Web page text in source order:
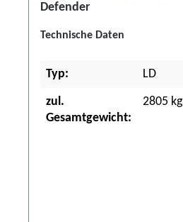
Defender
Technische Daten
Typ: LD
zul.
Gesamtgewicht:
2805 kg